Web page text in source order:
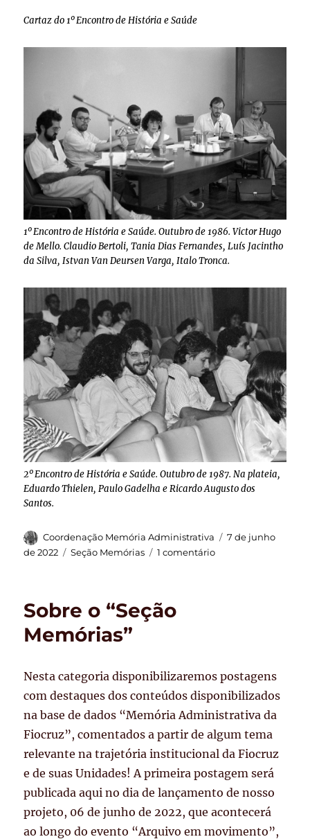
Cartaz do 1º Encontro de História e Saúde
1º Encontro de História e Saúde. Outubro de 1986. Victor Hugo
de Mello. Claudio Bertoli, Tania Dias Fernandes, Luís Jacintho
da Silva, Istvan Van Deursen Varga, Italo Tronca.
2º Encontro de História e Saúde. Outubro de 1987. Na plateia,
Eduardo Thielen, Paulo Gadelha e Ricardo Augusto dos
Santos.
Autor
Coordenação Memória Administrativa
Publicado
7 de junho
de 2022
Categorias
Seção Memórias 1 comentárioem
Sobre o “Seção
Memórias”
Nesta categoria disponibilizaremos postagens
com destaques dos conteúdos disponibilizados
na base de dados “Memória Administrativa da
Fiocruz”, comentados a partir de algum tema
relevante na trajetória institucional da Fiocruz
e de suas Unidades! A primeira postagem será
publicada aqui no dia de lançamento de nosso
projeto, 06 de junho de 2022, que acontecerá
ao longo do evento “Arquivo em movimento”,